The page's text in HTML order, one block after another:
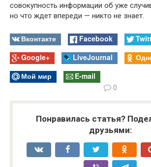
совокупность информации об уже
но что ждет впереди — никто не знает.
Вконтакте Facebook
Google+
LiveJournal
Мой мир
E-mail
0
Понравилась статья?
друзьями: